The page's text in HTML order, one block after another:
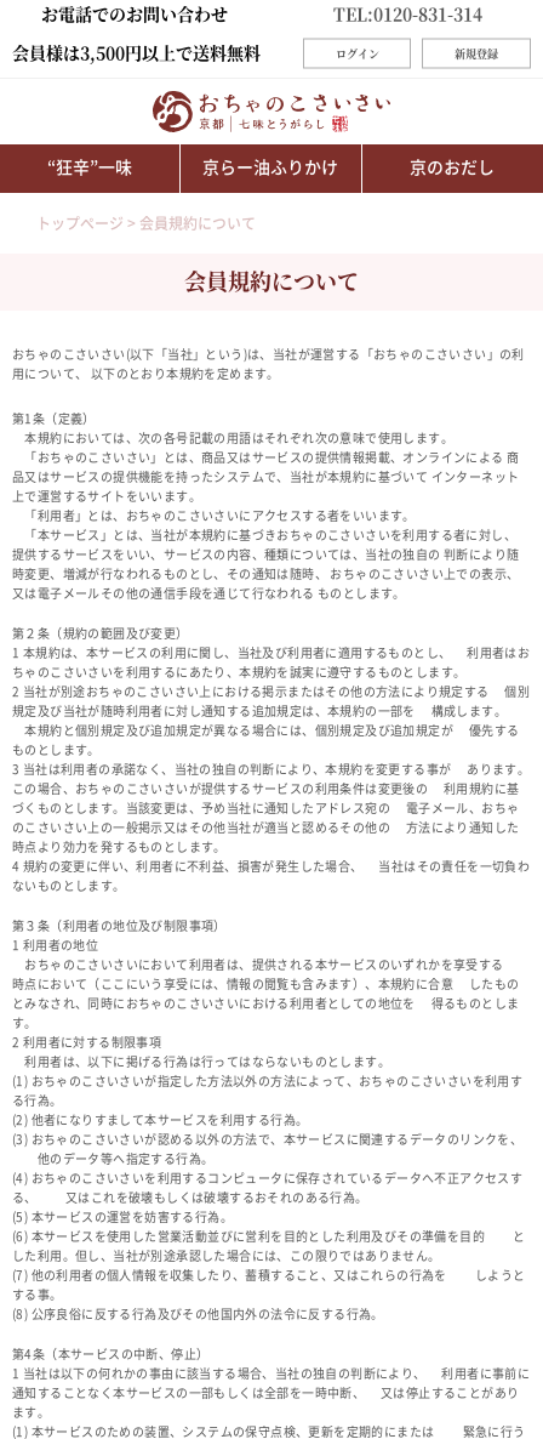
お電話でのお問い合わせ
TEL:0120-831-314
会員様は3,500円以上で送料無料
ログイン 新規登録
“狂辛”一味 京らー油ふりかけ 京のおだし
トップページ 会員規約について
会員規約について
おちゃのこさいさい(以下「当社」という)は、当社が運営する「おちゃのこさいさい」の利
用について、 以下のとおり本規約を定めます。
第1条（定義）
本規約においては、次の各号記載の用語はそれぞれ次の意味で使用します。
「おちゃのこさいさい」とは、商品又はサービスの提供情報掲載、オンラインによる 商
品又はサービスの提供機能を持ったシステムで、当社が本規約に基づいて インターネット
上で運営するサイトをいいます。
「利用者」とは、おちゃのこさいさいにアクセスする者をいいます。
「本サービス」とは、当社が本規約に基づきおちゃのこさいさいを利用する者に対し、
提供するサービスをいい、サービスの内容、種類については、当社の独自の 判断により随
時変更、増減が行なわれるものとし、その通知は随時、 おちゃのこさいさい上での表示、
又は電子メールその他の通信手段を通じて行なわれる ものとします。
第２条（規約の範囲及び変更）
1 本規約は、本サービスの利用に関し、当社及び利用者に適用するものとし、 利用者はお
ちゃのこさいさいを利用するにあたり、本規約を誠実に遵守するものとします。
2 当社が別途おちゃのこさいさい上における掲示またはその他の方法により規定する 個別
規定及び当社が随時利用者に対し通知する追加規定は、本規約の一部を 構成します。
本規約と個別規定及び追加規定が異なる場合には、個別規定及び追加規定が 優先する
ものとします。
3 当社は利用者の承諾なく、当社の独自の判断により、本規約を変更する事が あります。
この場合、おちゃのこさいさいが提供するサービスの利用条件は変更後の 利用規約に基
づくものとします。当該変更は、予め当社に通知したアドレス宛の 電子メール、おちゃ
のこさいさい上の一般掲示又はその他当社が適当と認めるその他の 方法により通知した
時点より効力を発するものとします。
4 規約の変更に伴い、利用者に不利益、損害が発生した場合、 当社はその責任を一切負わ
ないものとします。
第３条（利用者の地位及び制限事項）
1 利用者の地位
おちゃのこさいさいにおいて利用者は、提供される本サービスのいずれかを享受する
時点において（ここにいう享受には、情報の閲覧も含みます）、本規約に合意 したもの
とみなされ、同時におちゃのこさいさいにおける利用者としての地位を 得るものとしま
す。
2 利用者に対する制限事項
利用者は、以下に掲げる行為は行ってはならないものとします。
(1) おちゃのこさいさいが指定した方法以外の方法によって、おちゃのこさいさいを利用す
る行為。
(2) 他者になりすまして本サービスを利用する行為。
(3) おちゃのこさいさいが認める以外の方法で、本サービスに関連するデータのリンクを、
他のデータ等へ指定する行為。
(4) おちゃのこさいさいを利用するコンピュータに保存されているデータへ不正アクセスす
る、 又はこれを破壊もしくは破壊するおそれのある行為。
(5) 本サービスの運営を妨害する行為。
(6) 本サービスを使用した営業活動並びに営利を目的とした利用及びその準備を目的 と
した利用。但し、当社が別途承認した場合には、この限りではありません。
(7) 他の利用者の個人情報を収集したり、蓄積すること、又はこれらの行為を しようと
する事。
(8) 公序良俗に反する行為及びその他国内外の法令に反する行為。
第4条（本サービスの中断、停止）
1 当社は以下の何れかの事由に該当する場合、当社の独自の判断により、 利用者に事前に
通知することなく本サービスの一部もしくは全部を一時中断、 又は停止することがあり
ます。
(1) 本サービスのための装置、システムの保守点検、更新を定期的にまたは 緊急に行う